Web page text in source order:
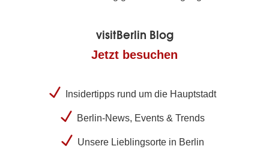
visitBerlin Blog
Jetzt besuchen
Insidertipps rund um die Hauptstadt
Berlin-News, Events & Trends
Unsere Lieblingsorte in Berlin